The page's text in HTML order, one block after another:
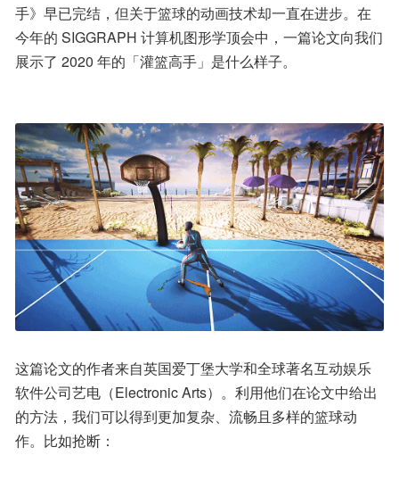
手》早已完结，但关于篮球的动画技术却一直在进步。在
今年的 SIGGRAPH 计算机图形学顶会中，一篇论文向我们
展示了 2020 年的「灌篮高手」是什么样子。
这篇论文的作者来自英国爱丁堡大学和全球著名互动娱乐
软件公司艺电（Electronic Arts）。利用他们在论文中给出
的方法，我们可以得到更加复杂、流畅且多样的篮球动
作。比如抢断：